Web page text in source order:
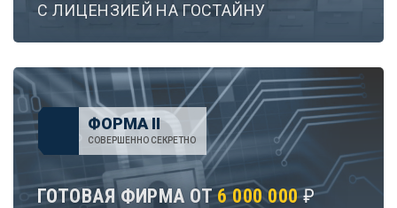
С ЛИЦЕНЗИЕЙ НА ГОСТАЙНУ
ФОРМА II
СОВЕРШЕННО СЕКРЕТНО
ГОТОВАЯ ФИРМА ОТ6 000 000 ₽